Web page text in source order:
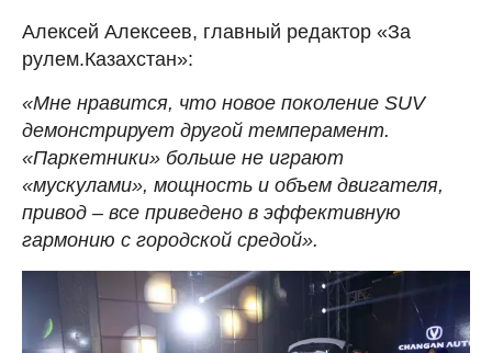
Алексей Алексеев, главный редактор «За
рулем.Казахстан»:
«Мне нравится, что новое поколение SUV
демонстрирует другой темперамент.
«Паркетники» больше не играют
«мускулами», мощность и объем двигателя,
привод – все приведено в эффективную
гармонию с городской средой».